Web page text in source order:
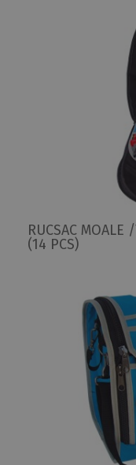
RUCSAC MOALE
(14 PCS)